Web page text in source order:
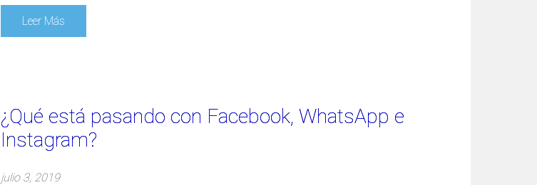
Leer Más
¿Qué está pasando con Facebook, WhatsApp e
Instagram?
julio 3, 2019